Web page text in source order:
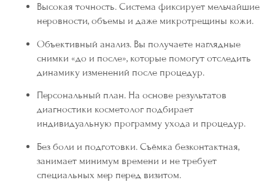
Высокая точность. Система фиксирует мельчайшие
неровности, объемы и даже микротрещины кожи.
Объективный анализ. Вы получаете наглядные
снимки «до и после», которые помогут отследить
динамику изменений после процедур.
Персональный план. На основе результатов
диагностики косметолог подбирает
индивидуальную программу ухода и процедур.
Без боли и подготовки. Съёмка безконтактная,
занимает минимум времени и не требует
специальных мер перед визитом.